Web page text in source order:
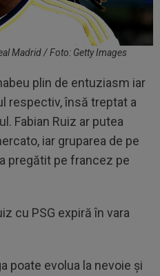
Madrid / Foto: Getty Images
plin de entuziasm iar
respectiv, însă treptat a
Fabian Ruiz ar putea
iar gruparea de pe
pregătit pe francez pe
cu PSG expiră în vara
poate evolua la nevoie și